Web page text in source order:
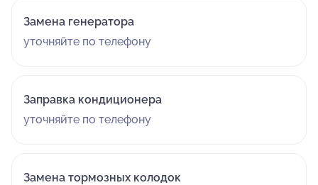
Замена генератора
уточняйте по телефону
Заправка кондиционера
уточняйте по телефону
Замена тормозных колодок